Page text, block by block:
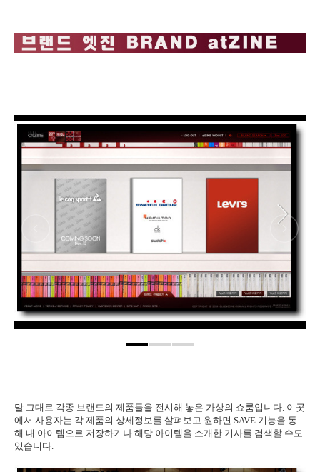
말 그대로 각종 브랜드의 제품들을 전시해 놓은 가상의 쇼룸입니다. 이곳
에서 사용자는 각 제품의 상세정보를 살펴보고 원하면 SAVE 기능을 통
해 내 아이템으로 저장하거나 해당 아이템을 소개한 기사를 검색할 수도
있습니다.